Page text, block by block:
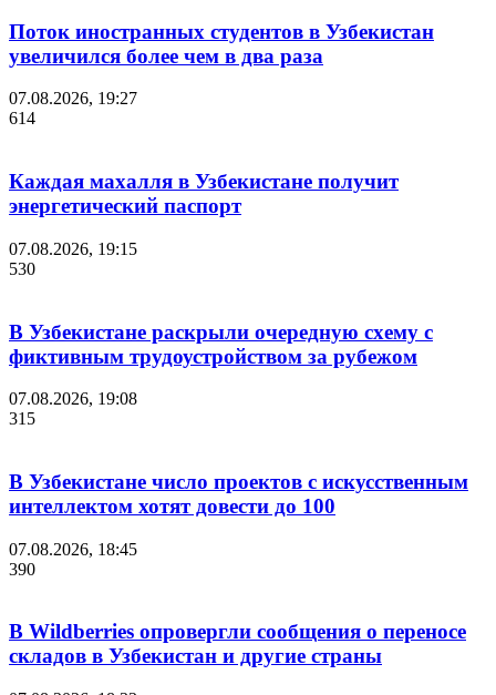
Поток иностранных студентов в Узбекистан
увеличился более чем в два раза
07.08.2026, 19:27
614
Каждая махалля в Узбекистане получит
энергетический паспорт
07.08.2026, 19:15
530
В Узбекистане раскрыли очередную схему с
фиктивным трудоустройством за рубежом
07.08.2026, 19:08
315
В Узбекистане число проектов с искусственным
интеллектом хотят довести до 100
07.08.2026, 18:45
390
В Wildberries опровергли сообщения о переносе
складов в Узбекистан и другие страны